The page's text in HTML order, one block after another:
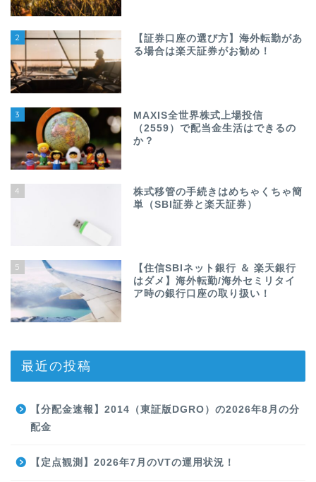
2
【証券口座の選び方】海外転勤があ
る場合は楽天証券がお勧め！
3
MAXIS全世界株式上場投信
（2559）で配当金生活はできるの
か？
4
株式移管の手続きはめちゃくちゃ簡
単（SBI証券と楽天証券）
5
【住信SBIネット銀行 ＆ 楽天銀行
はダメ】海外転勤/海外セミリタイ
ア時の銀行口座の取り扱い！
最近の投稿
【分配金速報】2014（東証版DGRO）の2026年8月の分
配金
【定点観測】2026年7月のVTの運用状況！